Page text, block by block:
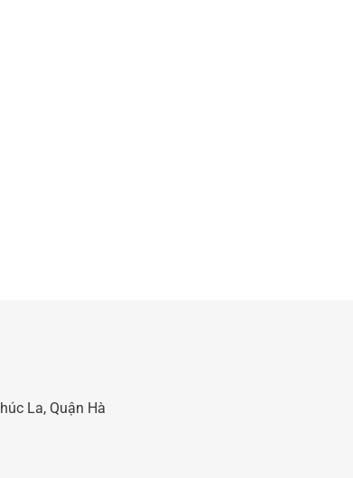
La, Quận Hà